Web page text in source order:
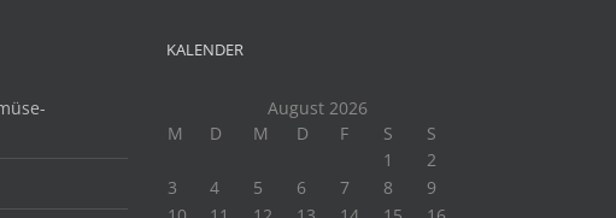
KALENDER
August 2026
M
D M D F S
S
1
2
3
4 5 6 7 8
9